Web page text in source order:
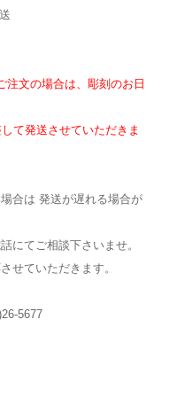
注文の場合は、彫刻のお日
て発送させていただきま
合は 発送が遅れる場合が
にてご相談下さいませ。
せていただきます。
5677